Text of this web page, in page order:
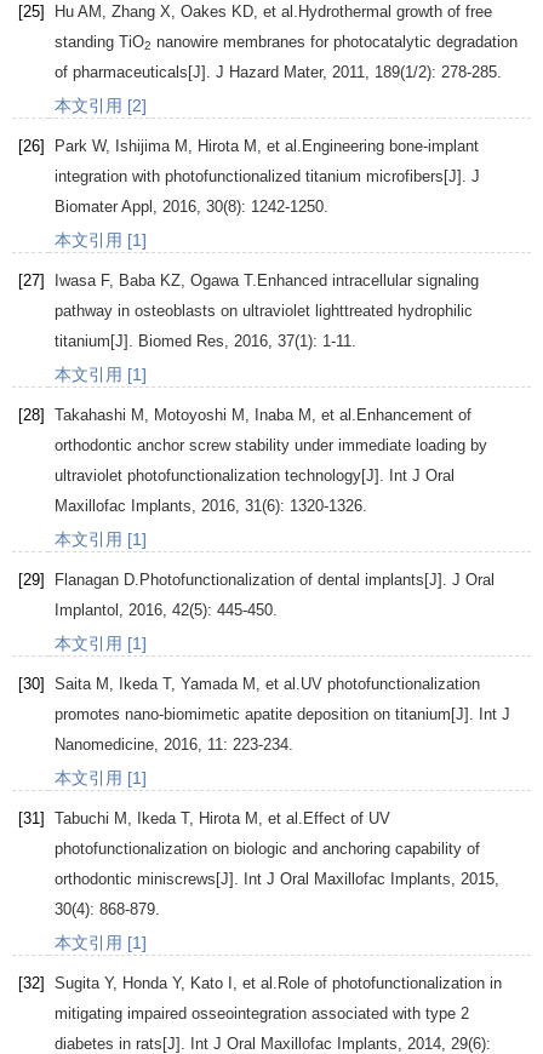
[25] Hu AM Zhang X Oakes KD , et al.Hydrothermal growth of free
standing TiO2 nanowire membranes for photocatalytic degradation
of pharmaceuticals[J]. J Hazard Mater, 2011 189(1/2): 278-285.
本文引用 [2]
[26] Park W, Ishijima M Hirota M
, et al.Engineering bone-implant
integration with photofunctionalized titanium microfibers[J]. J
Biomater Appl
2016 30(8): 1242-1250.
本文引用 [1]
[27] Iwasa F, Baba KZ Ogawa T.Enhanced intracellular signaling
pathway in osteoblasts on ultraviolet lighttreated hydrophilic
titanium[J].
Biomed Res 2016 37(1): 1-11.
本文引用 [1]
[28] Takahashi M Motoyoshi M Inaba M
, et al.Enhancement of
orthodontic anchor screw stability under immediate loading by
ultraviolet photofunctionalization technology[J].
Int J Oral
Maxillofac Implants
2016 31 (6): 1320-1326.
本文引用 [1]
[29] Flanagan D .Photofunctionalization of dental implants[J]. J Oral
Implantol
2016 42(5): 445-450.
本文引用 [1]
[30] Saita M Ikeda T, Yamada M
, et al.UV photofunctionalization
promotes nano-biomimetic apatite deposition on titanium[J].
Int J
Nanomedicine 2016 11 : 223-234.
本文引用 [1]
[31] Tabuchi M Ikeda T, Hirota M
, et al.Effect of UV
photofunctionalization on biologic and anchoring capability of
orthodontic miniscrews[J].
Int J Oral Maxillofac Implants 2015
30(4): 868-879.
本文引用 [1]
[32] Sugita Y, Honda Y, Kato
, et al.Role of photofunctionalization in
mitigating impaired osseointegration associated with type 2
diabetes in rats[J].
Int J Oral Maxillofac Implants 2014 29(6):